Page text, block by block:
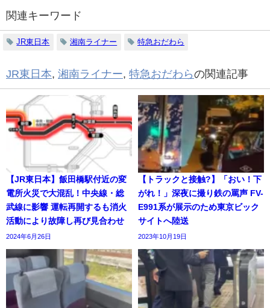
関連キーワード
JR東日本 湘南ライナー 特急おだわら
JR東日本, 湘南ライナー, 特急おだわらの関連記事
【JR東日本】飯田橋駅付近の変
電所火災で大混乱！中央線・総
武線に影響 運転再開するも消火
活動により故障し再び見合わせ
2024年6月26日
【トラックと接触?】「おい！下
がれ！」深夜に撮り鉄の罵声 FV-
E991系が展示のため東京ビック
サイトへ陸送
2023年10月19日